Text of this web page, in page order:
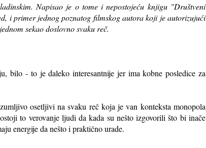
Napisao je o tome i nepostojeću knjigu "Društveni
i primer jednog poznatog filmskog autora koji je autorizujući
sekao doslovno svaku reč.
bilo - to je daleko interesantnije jer ima kobne posledice za
osetljivi na svaku reč koja je van konteksta monopola
to verovanje ljudi da kada su nešto izgovorili što bi inače
energije da nešto i praktično urade.